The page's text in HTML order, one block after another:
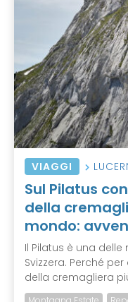
VIAGGI
Sul Pilatus
della
mondo:
Il Pilatus è una
Svizzera. Perché
della cremagliera